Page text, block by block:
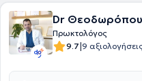
Dr
Πρωκτολόγος
9.7|9